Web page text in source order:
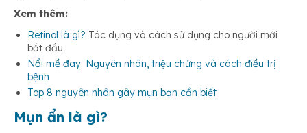
Xem thêm:
Retinol là gì? Tác dụng và cách sử dụng cho người mới
bắt đầu
Nổi mề đay: Nguyên nhân, triệu chứng và cách điều trị
bệnh
Top 8 nguyên nhân gây mụn bạn cần biết
Mụn ẩn là gì?